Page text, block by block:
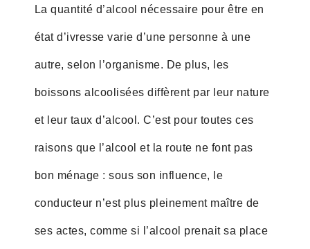
La quantité d’alcool nécessaire pour être en
état d’ivresse varie d’une personne à une
autre, selon l’organisme. De plus, les
boissons alcoolisées diffèrent par leur nature
et leur taux d’alcool. C’est pour toutes ces
raisons que l’alcool et la route ne font pas
bon ménage : sous son influence, le
conducteur n’est plus pleinement maître de
ses actes, comme si l’alcool prenait sa place